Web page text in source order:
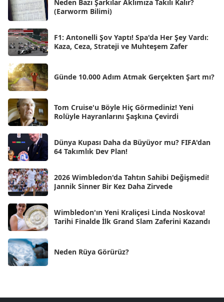
May 2025 [54]
Nis 2025 [56]
Mar 2025
Şub 2025
Oca 2025
Ara 2024 [25]
Kas 2024
Eki 2024 [46]
Eyl 2024
Ağu 2024 [10]
Tem 2024
Haz 2024 [30]
Nis 2024 [59]
Neden Bazı Şarkılar Aklımıza Takılı Kalır?
(Earworm Bilimi)
F1: Antonelli Şov Yaptı! Spa'da Her Şey Vardı:
Kaza, Ceza, Strateji ve Muhteşem Zafer
Günde 10.000 Adım Atmak Gerçekten Şart mı?
Tom Cruise'u Böyle Hiç Görmediniz! Yeni
Rolüyle Hayranlarını Şaşkına Çevirdi
Dünya Kupası Daha da Büyüyor mu? FIFA'dan
64 Takımlık Dev Plan!
2026 Wimbledon'da Tahtın Sahibi Değişmedi!
Jannik Sinner Bir Kez Daha Zirvede
Wimbledon'ın Yeni Kraliçesi Linda Noskova!
Tarihi Finalde İlk Grand Slam Zaferini Kazandı
Neden Rüya Görürüz?